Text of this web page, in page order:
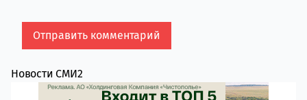
Новости СМИ2